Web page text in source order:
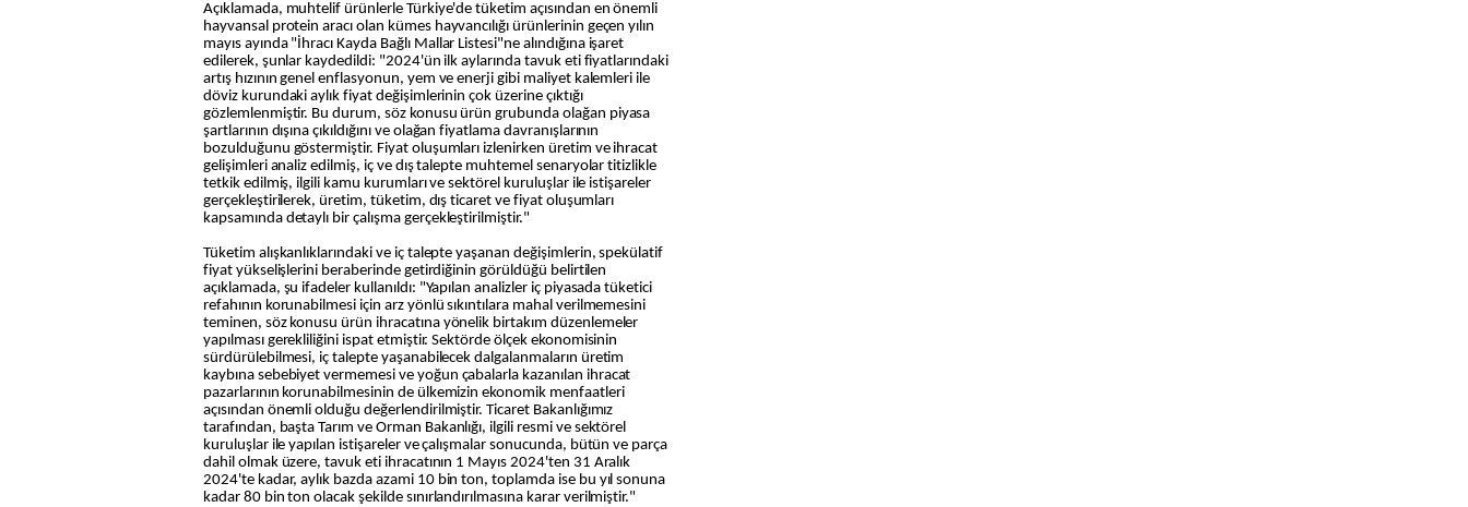
Açıklamada, muhtelif ürünlerle Türkiye'de tüketim açısından en önemli
hayvansal protein aracı olan kümes hayvancılığı ürünlerinin geçen yılın
mayıs ayında "İhracı Kayda Bağlı Mallar Listesi"ne alındığına işaret
edilerek, şunlar kaydedildi: "2024'ün ilk aylarında tavuk eti fiyatlarındaki
artış hızının genel enflasyonun, yem ve enerji gibi maliyet kalemleri ile
döviz kurundaki aylık fiyat değişimlerinin çok üzerine çıktığı
gözlemlenmiştir. Bu durum, söz konusu ürün grubunda olağan piyasa
şartlarının dışına çıkıldığını ve olağan fiyatlama davranışlarının
bozulduğunu göstermiştir. Fiyat oluşumları izlenirken üretim ve ihracat
gelişimleri analiz edilmiş, iç ve dış talepte muhtemel senaryolar titizlikle
tetkik edilmiş, ilgili kamu kurumları ve sektörel kuruluşlar ile istişareler
gerçekleştirilerek, üretim, tüketim, dış ticaret ve fiyat oluşumları
kapsamında detaylı bir çalışma gerçekleştirilmiştir."
Tüketim alışkanlıklarındaki ve iç talepte yaşanan değişimlerin, spekülatif
fiyat yükselişlerini beraberinde getirdiğinin görüldüğü belirtilen
açıklamada, şu ifadeler kullanıldı: "Yapılan analizler iç piyasada tüketici
refahının korunabilmesi için arz yönlü sıkıntılara mahal verilmemesini
teminen, söz konusu ürün ihracatına yönelik birtakım düzenlemeler
yapılması gerekliliğini ispat etmiştir. Sektörde ölçek ekonomisinin
sürdürülebilmesi, iç talepte yaşanabilecek dalgalanmaların üretim
kaybına sebebiyet vermemesi ve yoğun çabalarla kazanılan ihracat
pazarlarının korunabilmesinin de ülkemizin ekonomik menfaatleri
açısından önemli olduğu değerlendirilmiştir. Ticaret Bakanlığımız
tarafından, başta Tarım ve Orman Bakanlığı, ilgili resmi ve sektörel
kuruluşlar ile yapılan istişareler ve çalışmalar sonucunda, bütün ve parça
dahil olmak üzere, tavuk eti ihracatının 1 Mayıs 2024'ten 31 Aralık
2024'te kadar, aylık bazda azami 10 bin ton, toplamda ise bu yıl sonuna
kadar 80 bin ton olacak şekilde sınırlandırılmasına karar verilmiştir."